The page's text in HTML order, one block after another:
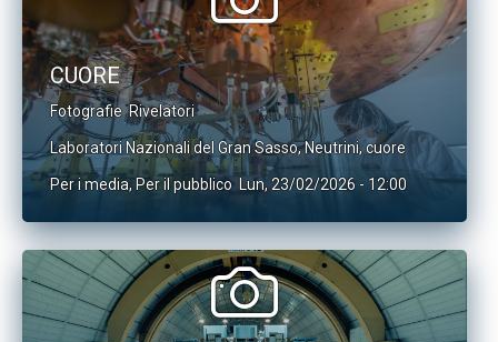
CUORE
Fotografie Rivelatori
Laboratori Nazionali del Gran Sasso,Neutrini,cuore
Per i media, Per il pubblico Lun, 23/02/2026 - 12:00